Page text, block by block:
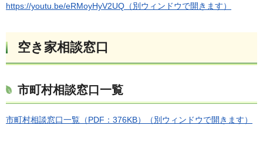
https://youtu.be/eRMoyHyV2UQ（別ウィンドウで開きます）
空き家相談窓口
市町村相談窓口一覧
市町村相談窓口一覧（PDF：376KB）（別ウィンドウで開きます）